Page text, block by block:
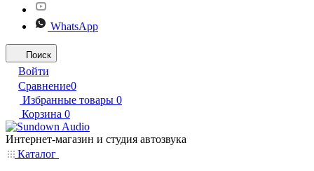
WhatsApp
Поиск
Войти
Сравнение0
Избранные товары 0
Корзина 0
Интернет-магазин и студия автозвука
Каталог